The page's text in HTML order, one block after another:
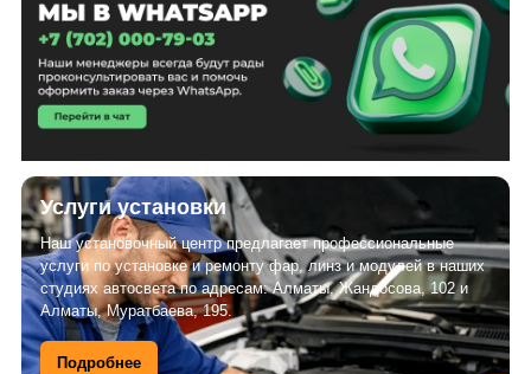
Услуги установки
Наш установочный центр предлагает профессиональные
услуги по установке и ремонту фар, линз и модулей в наших
студиях автосвета по адресам: Алматы, Жандосова, 102 и
Алматы, Муратбаева, 195.
Подробнее